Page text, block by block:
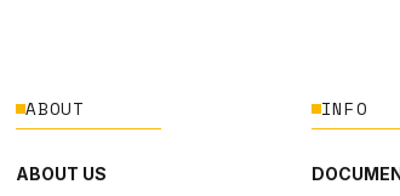
ABOUT
ABOUT US
INFO